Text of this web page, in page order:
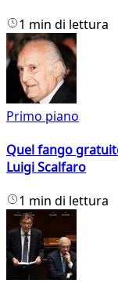
1 min di lettura
Primo piano
Quel fango
Luigi Scalfaro
1 min di lettura